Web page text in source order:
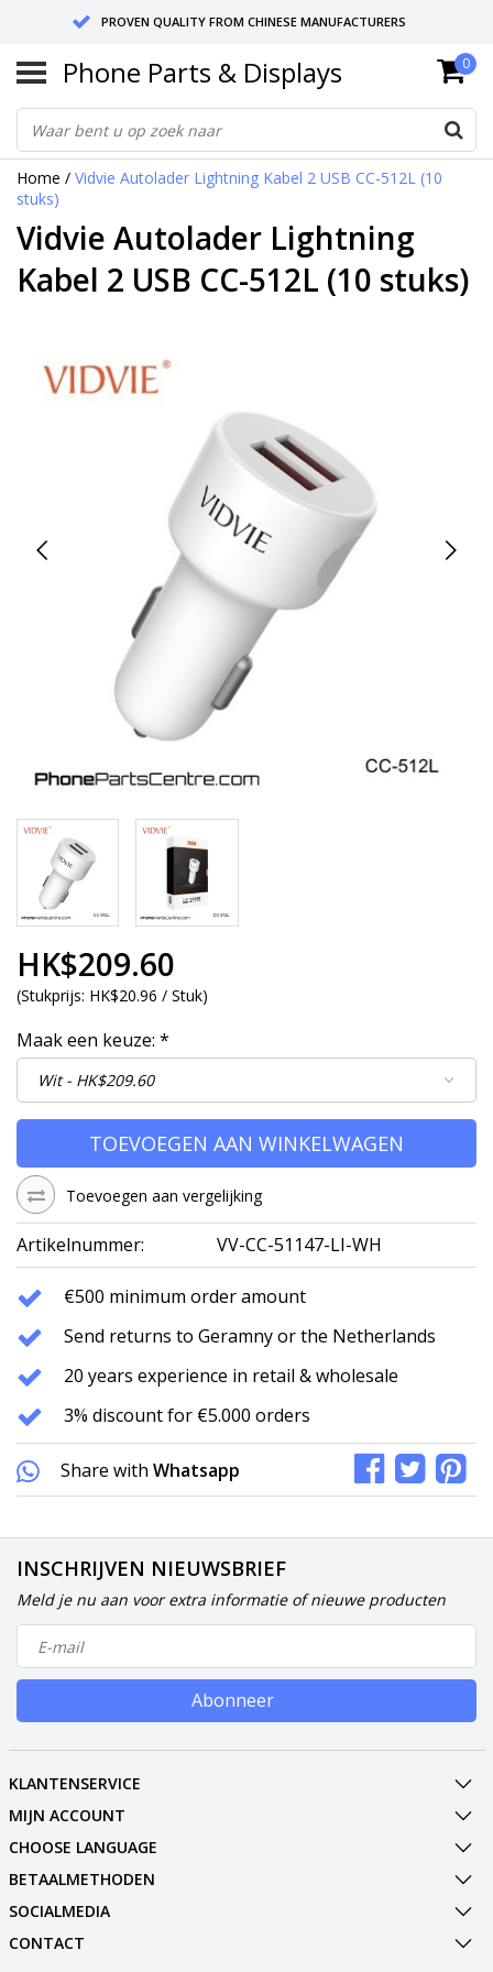
PROVEN QUALITY FROM CHINESE MANUFACTURERS
SEND RETURNS TO GERMANY OR NETHERLANDS
10 DAY SHIPPING
Phone Parts & Displays 0
Home / Vidvie Autolader Lightning Kabel 2 USB CC-512L (10
stuks)
Vidvie Autolader Lightning
Kabel 2 USB CC-512L (10 stuks)
HK$209.60
(Stukprijs: HK$20.96 / Stuk)
Maak een keuze: *
TOEVOEGEN AAN WINKELWAGEN
Toevoegen aan vergelijking
Artikelnummer: VV-CC-51147-LI-WH
€500 minimum order amount
Send returns to Geramny or the Netherlands
20 years experience in retail & wholesale
3% discount for €5.000 orders
Share with Whatsapp
INSCHRIJVEN NIEUWSBRIEF
Meld je nu aan voor extra informatie of nieuwe producten
Abonneer
KLANTENSERVICE
MIJN ACCOUNT
CHOOSE LANGUAGE
BETAALMETHODEN
SOCIALMEDIA
CONTACT